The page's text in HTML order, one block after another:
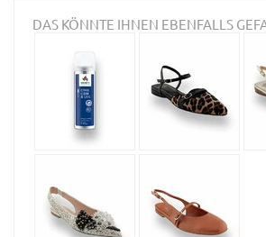
DAS KÖNNTE IHNEN EBENFALLS